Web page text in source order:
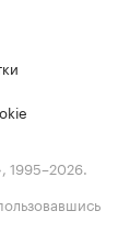
1995–2026.